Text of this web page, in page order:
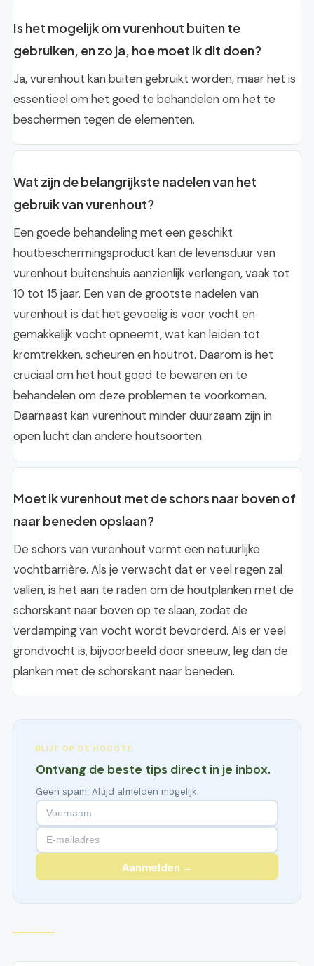
Is het mogelijk om vurenhout buiten te
gebruiken, en zo ja, hoe moet ik dit doen?
Ja, vurenhout kan buiten gebruikt worden, maar het is
essentieel om het goed te behandelen om het te
beschermen tegen de elementen.
Wat zijn de belangrijkste nadelen van het
gebruik van vurenhout?
Een goede behandeling met een geschikt
houtbeschermingsproduct kan de levensduur van
vurenhout buitenshuis aanzienlijk verlengen, vaak tot
10 tot 15 jaar. Een van de grootste nadelen van
vurenhout is dat het gevoelig is voor vocht en
gemakkelijk vocht opneemt, wat kan leiden tot
kromtrekken, scheuren en houtrot. Daarom is het
cruciaal om het hout goed te bewaren en te
behandelen om deze problemen te voorkomen.
Daarnaast kan vurenhout minder duurzaam zijn in
open lucht dan andere houtsoorten.
Moet ik vurenhout met de schors naar boven of
naar beneden opslaan?
De schors van vurenhout vormt een natuurlijke
vochtbarrière. Als je verwacht dat er veel regen zal
vallen, is het aan te raden om de houtplanken met de
schorskant naar boven op te slaan, zodat de
verdamping van vocht wordt bevorderd. Als er veel
grondvocht is, bijvoorbeeld door sneeuw, leg dan de
planken met de schorskant naar beneden.
BLIJF OP DE HOOGTE
Ontvang de beste tips direct in je inbox.
Geen spam. Altijd afmelden mogelijk.
Aanmelden →